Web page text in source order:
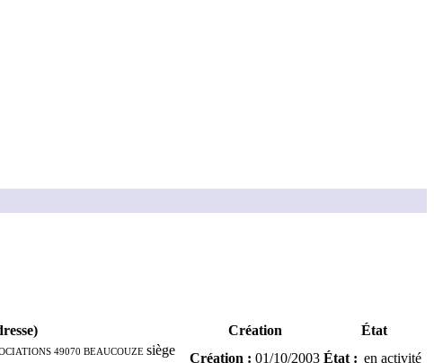
Création
État
49070 BEAUCOUZEsiège
Création : 01/10/2003 État : en activité